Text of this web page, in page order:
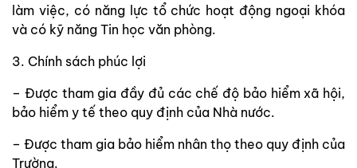
làm việc, có năng lực tổ chức hoạt động ngoại khóa
và có kỹ năng Tin học văn phòng.
3. Chính sách phúc lợi
– Được tham gia đầy đủ các chế độ bảo hiểm xã hội,
bảo hiểm y tế theo quy định của Nhà nước.
– Được tham gia bảo hiểm nhân thọ theo quy định của
Trường.